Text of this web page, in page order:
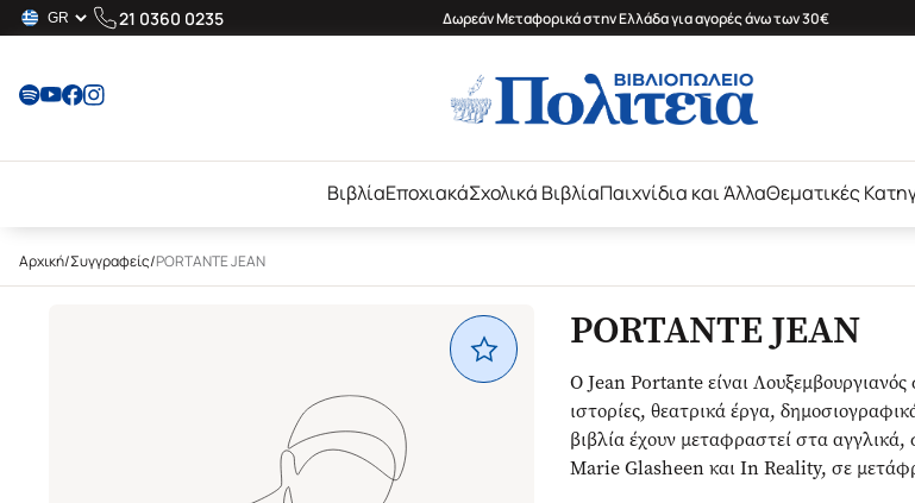
21 0360 0235 Δωρεάν Μεταφορικά στην Ελλάδα για αγορές άνω των 30€
ΒιβλίαΕποχιακάΣχολικά ΒιβλίαΠαιχνίδια και ΆλλαΘεματικές
Αρχική/Συγγραφείς/PORTANTE JEAN
PORTANTE JEAN
Ο Jean Portante είναι
ιστορίες, θεατρικά έργα,
βιβλία έχουν μεταφραστεί στα
Marie Glasheen και In Reality, σε